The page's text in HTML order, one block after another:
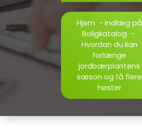
Hjem - Indlæg på
Boligkatalog -
Hvordan du kan
forlænge
jordbærplantens
sæson og få flere
høster